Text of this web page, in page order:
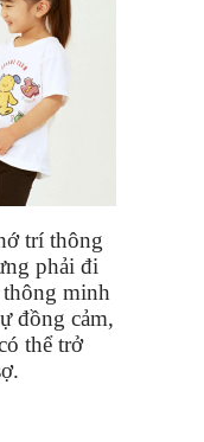
trí thông
phải đi
minh
đồng cảm,
thể trở